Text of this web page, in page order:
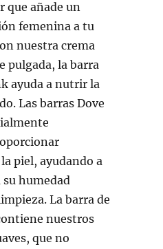
que añade un
femenina a tu
nuestra crema
pulgada, la barra
ayuda a nutrir la
Las barras Dove
piel, ayudando a
humedad
La barra de
nuestros
que no